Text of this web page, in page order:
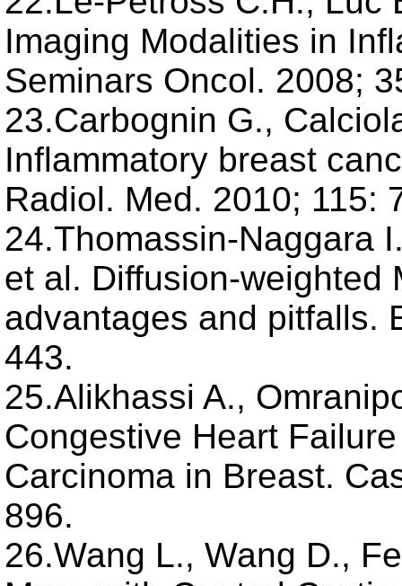
Imaging Modalities in
Seminars Oncol. 2008;
23.Carbognin G.,
Inflammatory breast
Radiol. Med. 2010; 115:
24.Thomassin-Naggara
et al. Diffusion-weighted
advantages and pitfalls.
443.
25.Alikhassi A.,
Congestive Heart
Carcinoma in Breast.
896.
26.Wang L., Wang D.,